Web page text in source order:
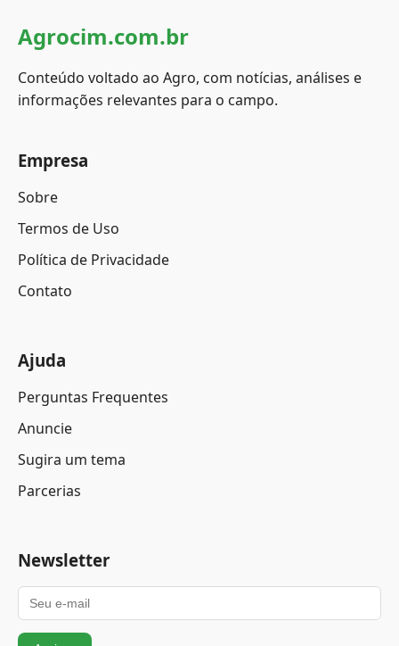
Agrocim.com.br
Conteúdo voltado ao Agro, com notícias, análises e
informações relevantes para o campo.
Empresa
Sobre
Termos de Uso
Política de Privacidade
Contato
Ajuda
Perguntas Frequentes
Anuncie
Sugira um tema
Parcerias
Newsletter